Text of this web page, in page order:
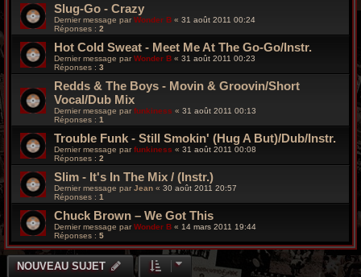
Slug-Go - Crazy
Dernier message par Wonder B « 31 août 2011 00:24
Réponses : 2
Hot Cold Sweat - Meet Me At The Go-Go/Instr.
Dernier message parWonder B « 31 août 2011 00:23
Réponses : 3
Redds & The Boys - Movin & Groovin/Short
Vocal/Dub Mix
Dernier message par funkiness « 31 août 2011 00:13
Réponses : 1
Trouble Funk - Still Smokin' (Hug A But)/Dub/Instr.
Dernier message parfunkiness « 31 août 2011 00:08
Réponses : 2
Slim - It's In The Mix / (Instr.)
Dernier message par Jean « 30 août 2011 20:57
Réponses : 1
Chuck Brown – We Got This
Dernier message parWonder B « 14 mars 2011 19:44
Réponses : 5
NOUVEAU SUJET